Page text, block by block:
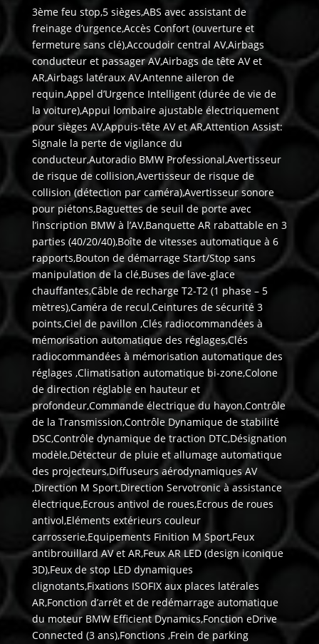
3ème feu stop,5 sièges,ABS avec assistant de
freinage d’urgence,Accès Confort (ouverture et
fermeture sans clé),Accoudoir central AV,Airbags
conducteur et passager AV,Airbags de tête AV et
AR,Airbags latéraux AV,Antenne aileron de
requin,Appel d’Urgence Intelligent (durée de vie de
la voiture),Appui lombaire ajustable électriquement
pour sièges AV,Appuis-tête AV et AR,Attention Assist:
Signale la perte de vigilance du
conducteur,Autoradio BMW Professional,Avertisseur
de risque de collision,Avertisseur de risque de
collision (détection par caméra),Avertisseur sonore
pour piétons,Baguettes de seuil de porte avec
l’inscription BMW à l’AV,Banquette AR rabattable en 3
parties (40/20/40),Boîte de vitesses automatique à 6
rapports,Bouton de démarrage Start/Stop sans
manipulation de la clé,Buses de lave-glace
chauffantes,Câble de recharge T2-T2 (1 phase – 5
mètres),Caméra de recul,Ceintures de sécurité 3
points,Ciel de pavillon ,Clés radiocommandées à
mémorisation automatique des réglages,Clés
radiocommandées à mémorisation automatique des
réglages ,Climatisation automatique bi-zone,Colone
de direction réglable en hauteur et
profondeur,Commande électrique du hayon,Contrôle
de la Transmission,Contrôle Dynamique de stabilité
DSC,Contrôle dynamique de traction DTC,Désignation
modèle,Détecteur de pluie et allumage automatique
des projecteurs,Diffuseurs aérodynamiques AV
,Direction M Sport,Direction Servotronic à assistance
électrique,Ecrous antivol de roues,Ecrous de roues
antivol,Eléments extérieurs couleur
carrosserie,Equipements Finition M Sport,Feux
antibrouillard AV et AR,Feux AR LED (design iconique
3D),Feux de stop LED dynamiques
clignotants,Fixations ISOFIX aux places latérales
AR,Fonction d’arrêt et de redémarrage automatique
du moteur BMW Efficient Dynamics,Fonction eDrive
Connected (3 ans),Fonctions ,Frein de parking